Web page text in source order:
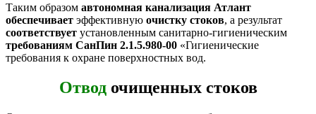
Таким образом автономная канализация Атлант
обеспечивает эффективную очистку стоков, а результат
соответствует установленным санитарно-гигиеническим
требованиям СанПин 2.1.5.980-00 «Гигиенические
требования к охране поверхностных вод.
Отводочищенных стоков